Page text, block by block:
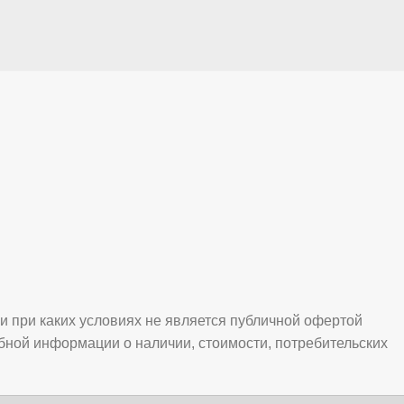
каких условиях не является публичной офертой
информации о наличии, стоимости, потребительских